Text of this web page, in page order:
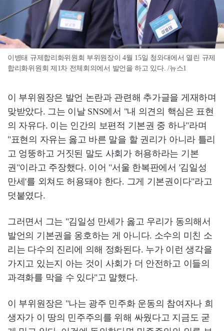
이병태 규제합리화위원회 부위원장이 4월 15일 청와대에서 열린 규제
합리화위원회 제1차 전체회의에서 발언을 하고 있다. /뉴스1
이 부위원장은 발언 논란과 관련해 추가글을 게재하며
맞받았다. 그는 이날 SNS에서 "내 의견의 핵심은 표현
의 자유다. 이는 인간의 보편적 기본권 중 하나"라며
"표현의 자유는 옳고 바른 말을 할 권리가 아니라 틀리
고 엉뚱하고 거짓된 말도 사회가 허용하라는 기본
권"이라고 주장했다. 이어 "서울 한복판에서 '김일성
만세'를 외쳐도 허용돼야 한다. 그게 기본권이다"라고
덧붙였다.
그러면서 그는 "김일성 만세가 옳고 우리가 동의해서
발언의 기본권을 옹호하는 게 아니다. 소수의 미친 소
리는 다수의 진리에 의해 정화된다. 누가 이런 생각을
가지고 있는지 아는 것이 사회가 더 안전하고 이들의
과격화를 막을 수 있다"고 말했다.
이 부위원장은 "나는 광주 민주화 운동의 참여자나 희
생자가 이 땅의 민주주의를 위해 싸웠다고 지금도 굳